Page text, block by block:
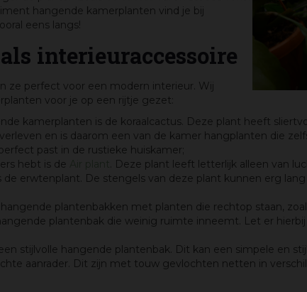
hangende kamerplanten vind je bij
eens langs!
interieuraccessoire
ze perfect voor een modern interieur. Wij
voor je op een rijtje gezet:
kamerplanten is de koraalcactus. Deze plant heeft
en is daarom een van de kamer hangplanten die
past in de rustieke huiskamer;
hebt is de
. Deze plant leeft letterlijk alleen van
de erwtenplant. De stengels van deze plant kunnen erg
plantenbakken met planten die rechtop staan,
plantenbak die weinig ruimte inneemt. Let er
stijlvolle hangende plantenbak. Dit kan een simpele en
aanrader. Dit zijn met touw gevlochten netten in